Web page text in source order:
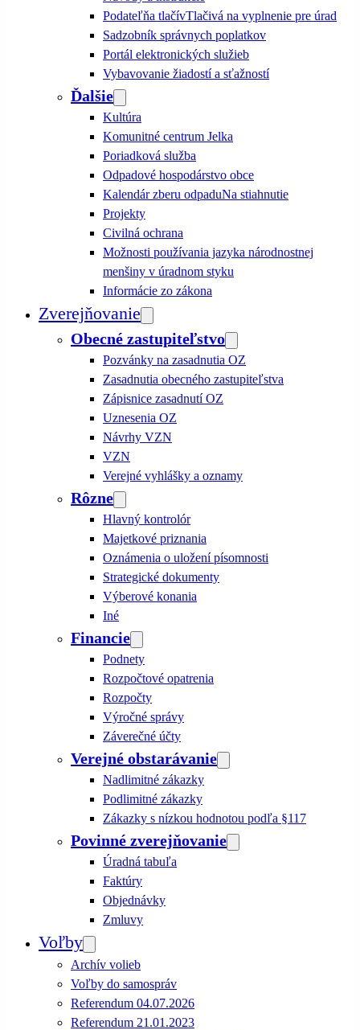
Podateľňa tlačívTlačivá na vyplnenie pre úrad
Sadzobník správnych poplatkov
Portál elektronických služieb
Vybavovanie žiadostí a sťažností
Ďalšie
Kultúra
Komunitné centrum Jelka
Poriadková služba
Odpadové hospodárstvo obce
Kalendár zberu odpaduNa stiahnutie
Projekty
Civilná ochrana
Možnosti používania jazyka národnostnej
menšiny v úradnom styku
Informácie zo zákona
Zverejňovanie
Obecné zastupiteľstvo
Pozvánky na zasadnutia OZ
Zasadnutia obecného zastupiteľstva
Zápisnice zasadnutí OZ
Uznesenia OZ
Návrhy VZN
VZN
Verejné vyhlášky a oznamy
Rôzne
Hlavný kontrolór
Majetkové priznania
Oznámenia o uložení písomnosti
Strategické dokumenty
Výberové konania
Iné
Financie
Podnety
Rozpočtové opatrenia
Rozpočty
Výročné správy
Záverečné účty
Verejné obstarávanie
Nadlimitné zákazky
Podlimitné zákazky
Zákazky s nízkou hodnotou podľa §117
Povinné zverejňovanie
Úradná tabuľa
Faktúry
Objednávky
Zmluvy
Voľby
Archív volieb
Voľby do samospráv
Referendum 04.07.2026
Referendum 21.01.2023